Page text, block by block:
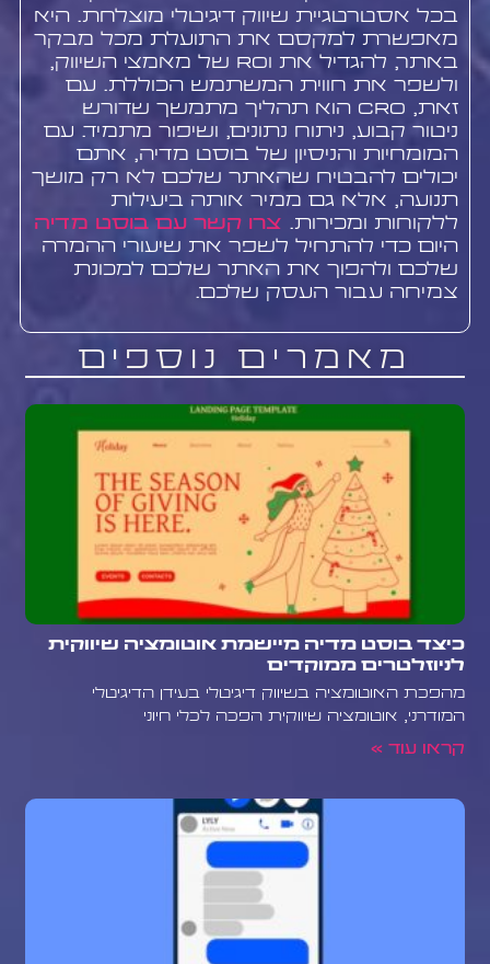
בכל אסטרטגיית שיווק דיגיטלי מוצלחת. היא
מאפשרת למקסם את התועלת מכל מבקר
באתר, להגדיל את ROI של מאמצי השיווק,
ולשפר את חווית המשתמש הכוללת. עם
זאת, CRO הוא תהליך מתמשך שדורש
ניטור קבוע, ניתוח נתונים, ושיפור מתמיד. עם
המומחיות והניסיון של בוסט מדיה, אתם
יכולים להבטיח שהאתר שלכם לא רק מושך
תנועה, אלא גם ממיר אותה ביעילות
ללקוחות ומכירות. צרו קשר עם בוסט מדיה
היום כדי להתחיל לשפר את שיעורי ההמרה
שלכם ולהפוך את האתר שלכם למכונת
צמיחה עבור העסק שלכם.
מאמרים נוספים
כיצד בוסט מדיה מיישמת אוטומציה שיווקית
לניוזלטרים ממוקדים
מהפכת האוטומציה בשיווק דיגיטלי בעידן הדיגיטלי
המודרני, אוטומציה שיווקית הפכה לכלי חיוני
קראו עוד »